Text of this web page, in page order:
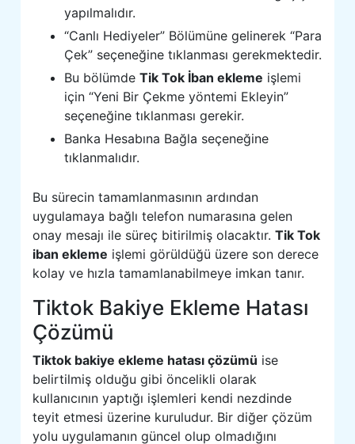
yapılmalıdır.
“Canlı Hediyeler” Bölümüne gelinerek “Para
Çek” seçeneğine tıklanması gerekmektedir.
Bu bölümdeTik Tok İban ekleme işlemi
için “Yeni Bir Çekme yöntemi Ekleyin”
seçeneğine tıklanması gerekir.
Banka Hesabına Bağla seçeneğine
tıklanmalıdır.
Bu sürecin tamamlanmasının ardından
uygulamaya bağlı telefon numarasına gelen
onay mesajı ile süreç bitirilmiş olacaktır.Tik Tok
iban ekleme işlemi görüldüğü üzere son derece
kolay ve hızla tamamlanabilmeye imkan tanır.
Tiktok Bakiye Ekleme Hatası
Çözümü
Tiktok bakiye ekleme hatası çözümü ise
belirtilmiş olduğu gibi öncelikli olarak
kullanıcının yaptığı işlemleri kendi nezdinde
teyit etmesi üzerine kuruludur. Bir diğer çözüm
yolu uygulamanın güncel olup olmadığını